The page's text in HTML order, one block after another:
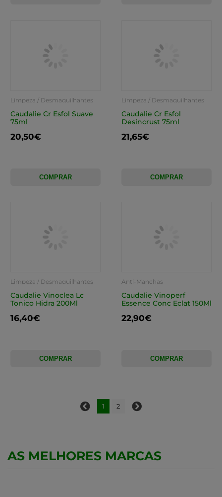
Limpeza / Desmaquilhantes
Caudalie Cr Esfol Suave
75ml
20,50€
COMPRAR
Limpeza / Desmaquilhantes
Caudalie Cr Esfol
Desincrust 75ml
21,65€
COMPRAR
Limpeza / Desmaquilhantes
Caudalie Vinoclea Lc
Tonico Hidra 200Ml
16,40€
COMPRAR
Anti-Manchas
Caudalie Vinoperf
Essence Conc Eclat 150Ml
22,90€
COMPRAR
1 2
AS MELHORES MARCAS